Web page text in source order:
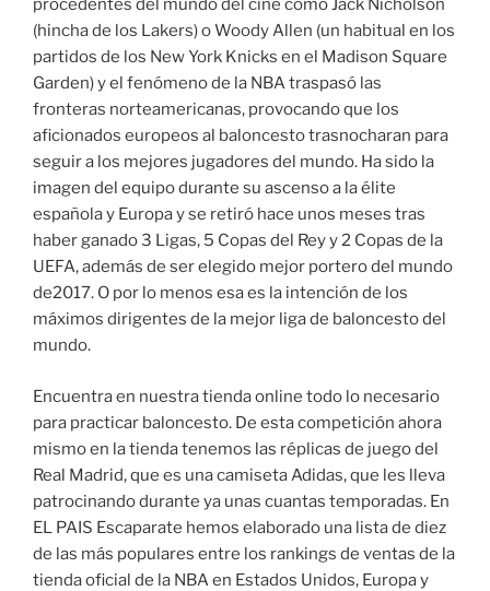
procedentes del mundo del cine como Jack Nicholson
(hincha de los Lakers) o Woody Allen (un habitual en los
partidos de los New York Knicks en el Madison Square
Garden) y el fenómeno de la NBA traspasó las
fronteras norteamericanas, provocando que los
aficionados europeos al baloncesto trasnocharan para
seguir a los mejores jugadores del mundo. Ha sido la
imagen del equipo durante su ascenso a la élite
española y Europa y se retiró hace unos meses tras
haber ganado 3 Ligas, 5 Copas del Rey y 2 Copas de la
UEFA, además de ser elegido mejor portero del mundo
de2017. O por lo menos esa es la intención de los
máximos dirigentes de la mejor liga de baloncesto del
mundo.
Encuentra en nuestra tienda online todo lo necesario
para practicar baloncesto. De esta competición ahora
mismo en la tienda tenemos las réplicas de juego del
Real Madrid, que es una camiseta Adidas, que les lleva
patrocinando durante ya unas cuantas temporadas. En
EL PAIS Escaparate hemos elaborado una lista de diez
de las más populares entre los rankings de ventas de la
tienda oficial de la NBA en Estados Unidos, Europa y